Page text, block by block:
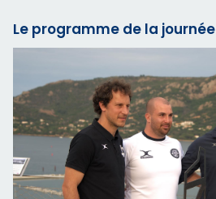
Le programme de la journée